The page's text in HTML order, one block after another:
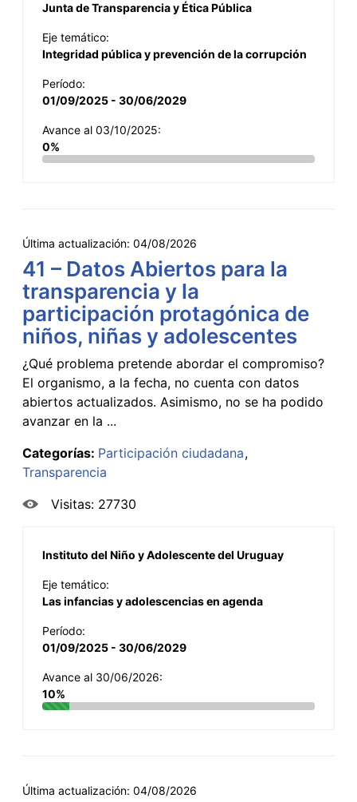
Junta de Transparencia y Ética Pública
Eje temático:
Integridad pública y prevención de la corrupción
Período:
01/09/2025 - 30/06/2029
Avance al 03/10/2025:
0%
Última actualización: 04/08/2026
41 – Datos Abiertos para la
transparencia y la
participación protagónica de
niños, niñas y adolescentes
¿Qué problema pretende abordar el compromiso?
El organismo, a la fecha, no cuenta con datos
abiertos actualizados. Asimismo, no se ha podido
avanzar en la ...
Categorías: Participación ciudadana
Transparencia
Visitas: 27730
Instituto del Niño y Adolescente del Uruguay
Eje temático:
Las infancias y adolescencias en agenda
Período:
01/09/2025 - 30/06/2029
Avance al 30/06/2026:
10%
Última actualización: 04/08/2026